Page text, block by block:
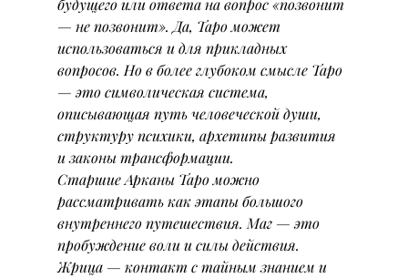
будущего или ответа на вопрос «позвонит
— не позвонит». Да, Таро может
использоваться и для прикладных
вопросов. Но в более глубоком смысле Таро
— это символическая система,
описывающая путь человеческой души,
структуру психики, архетипы развития
и законы трансформации.
Старшие Арканы Таро можно
рассматривать как этапы большого
внутреннего путешествия. Маг — это
пробуждение воли и силы действия.
Жрица — контакт с тайным знанием и